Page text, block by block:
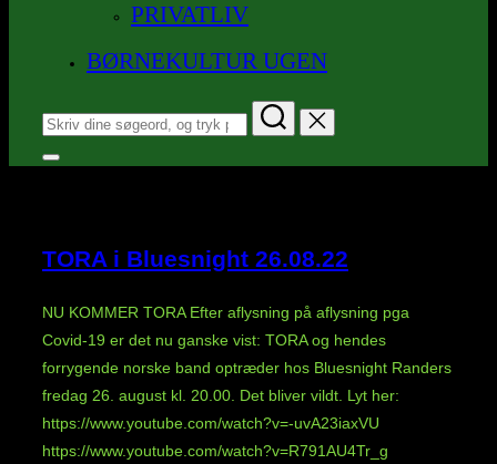
PRIVATLIV
BØRNEKULTUR UGEN
Søg
efter:
Slå
TORA i Bluesnight 26.08.22
NU KOMMER TORA Efter aflysning på aflysning pga
Covid-19 er det nu ganske vist: TORA og hendes
forrygende norske band optræder hos Bluesnight Randers
fredag 26. august kl. 20.00. Det bliver vildt. Lyt her:
https://www.youtube.com/watch?v=-uvA23iaxVU
https://www.youtube.com/watch?v=R791AU4Tr_g